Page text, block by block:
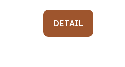
DETAIL